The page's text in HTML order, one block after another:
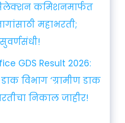
कमिशनमार्फत
महाभरती;
GDS Result 2026:
विभाग ‘ग्रामीण डाक
निकाल जाहीर!